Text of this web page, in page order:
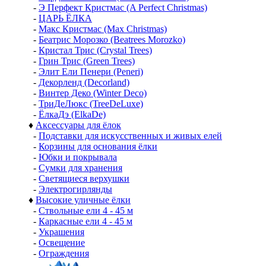
- Э Перфект Кристмас (A Perfect Christmas)
- ЦАРЬ ЁЛКА
- Макс Кристмас (Max Christmas)
- Беатрис Морозко (Beatrees Morozko)
- Кристал Трис (Crystal Trees)
- Грин Трис (Green Trees)
- Элит Ели Пенери (Peneri)
- Декорленд (Decorland)
- Винтер Деко (Winter Deco)
- ТриДеЛюкс (TreeDeLuxe)
- ЁлкаДэ (ElkaDe)
♦ Аксессуары для ёлок
- Подставки для искусственных и живых елей
- Корзины для основания ёлки
- Юбки и покрывала
- Сумки для хранения
- Светящиеся верхушки
- Электрогирлянды
♦ Высокие уличные ёлки
- Ствольные ели 4 - 45 м
- Каркасные ели 4 - 45 м
- Украшения
- Освещение
- Ограждения